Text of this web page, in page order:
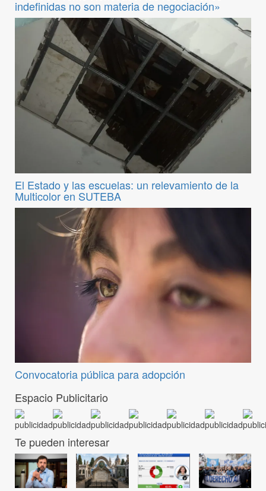
indefinidas no son materia de negociación»
El Estado y las escuelas: un relevamiento de la
Multicolor en SUTEBA
Convocatoria pública para adopción
Espacio Publicitario
Te pueden interesar